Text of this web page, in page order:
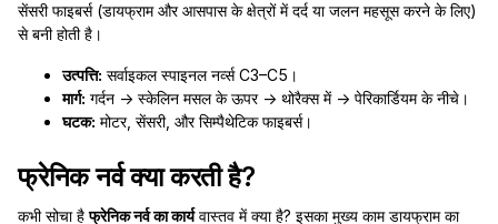
सेंसरी फाइबर्स (डायफ्राम और आसपास के क्षेत्रों में दर्द या जलन महसूस करने के लिए)
से बनी होती है।
उत्पत्ति: सर्वाइकल स्पाइनल नर्व्स C3–C5।
मार्ग: गर्दन → स्केलिन मसल के ऊपर → थोरैक्स में → पेरिकार्डियम के नीचे।
घटक: मोटर, सेंसरी, और सिम्पैथेटिक फाइबर्स।
फ्रेनिक नर्व क्या करती है?
कभी सोचा हैफ्रेनिक नर्व का कार्यवास्तव में क्या है? इसका मुख्य काम डायफ्राम का